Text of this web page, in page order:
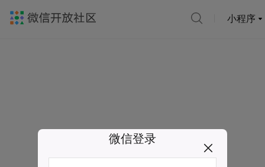
小程序
微信登录